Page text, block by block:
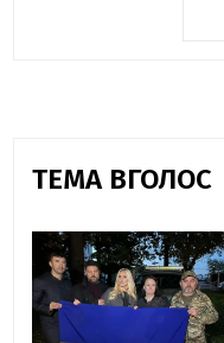
ТЕМА ВГОЛОС